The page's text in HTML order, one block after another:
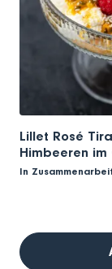
Lillet Rosé
Himbeeren im
In